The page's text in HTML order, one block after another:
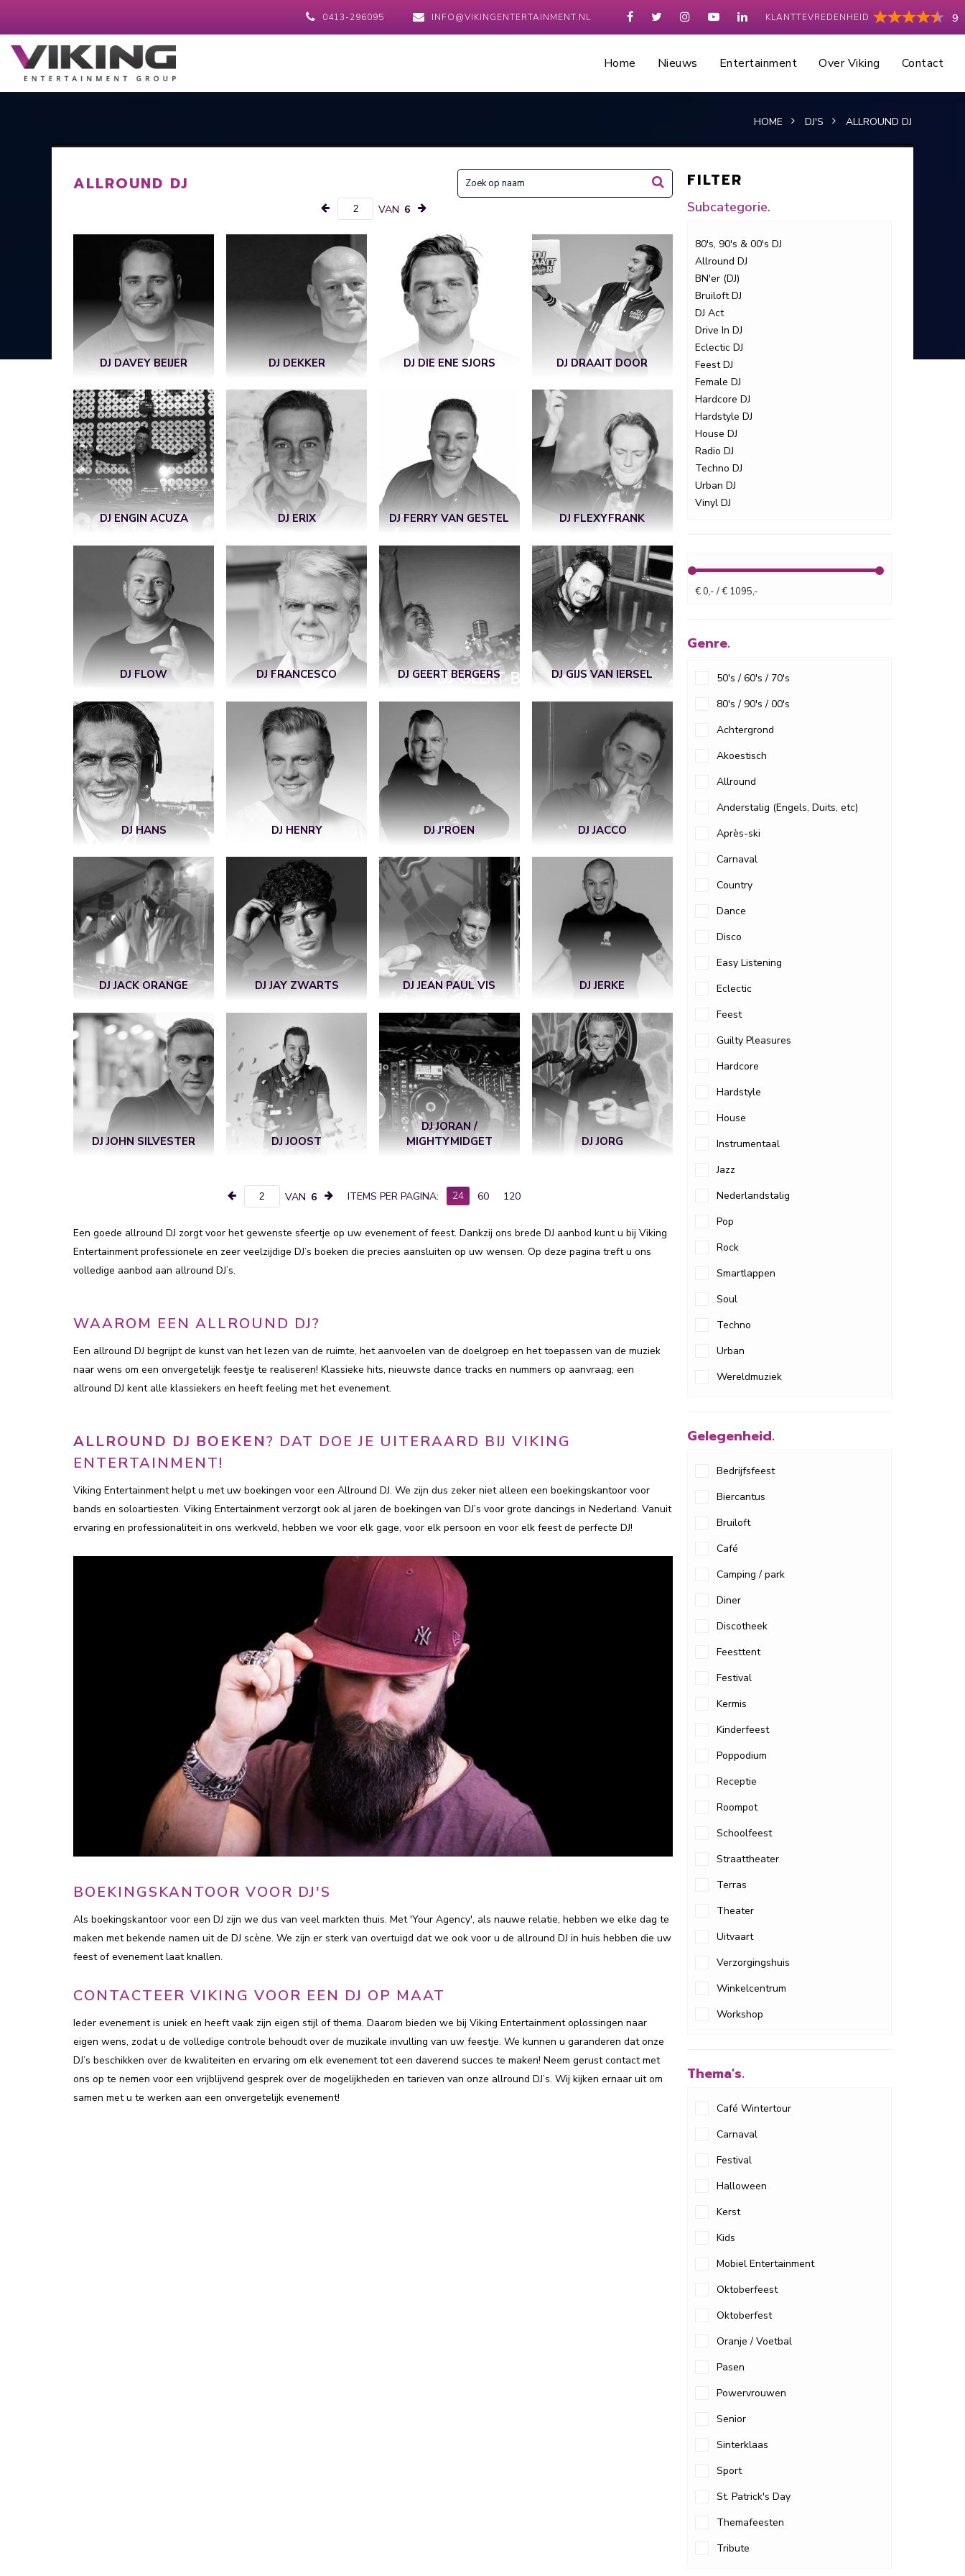
KLANTTEVREDENHEID 9
0413-296095 INFO@VIKINGENTERTAINMENT.NL
Home Nieuws Entertainment Over Viking Contact
HOME DJ'S ALLROUND DJ
ALLROUND DJ
VAN 6
DJ DAVEY BEIJER DJ DEKKER DJ DIE ENE SJORS DJ DRAAIT DOOR
DJ ENGIN ACUZA DJ ERIX DJ FERRY VAN GESTEL DJ FLEXYFRANK
DJ FLOW DJ FRANCESCO DJ GEERT BERGERS DJ GIJS VAN IERSEL
DJ HANS DJ HENRY DJ J'ROEN DJ JACCO
DJ JACK ORANGE DJ JAY ZWARTS DJ JEAN PAUL VIS DJ JERKE
DJ JOHN SILVESTER DJ JOOST
DJ JORAN /
MIGHTYMIDGET
DJ JORG
VAN 6 ITEMS PER PAGINA: 24 60 120
Een goede allround DJ zorgt voor het gewenste sfeertje op uw evenement of feest. Dankzij ons brede DJ aanbod kunt u bij Viking
Entertainment professionele en zeer veelzijdige DJ’s boeken die precies aansluiten op uw wensen. Op deze pagina treft u ons
volledige aanbod aan allround DJ’s.
WAAROM EEN ALLROUND DJ?
Een allround DJ begrijpt de kunst van het lezen van de ruimte, het aanvoelen van de doelgroep en het toepassen van de muziek
naar wens om een onvergetelijk feestje te realiseren! Klassieke hits, nieuwste dance tracks en nummers op aanvraag; een
allround DJ kent alle klassiekers en heeft feeling met het evenement.
ALLROUND DJ BOEKEN? DAT DOE JE UITERAARD BIJ VIKING
ENTERTAINMENT!
Viking Entertainment helpt u met uw boekingen voor een Allround DJ. We zijn dus zeker niet alleen een boekingskantoor voor
bands en soloartiesten. Viking Entertainment verzorgt ook al jaren de boekingen van DJ’s voor grote dancings in Nederland. Vanuit
ervaring en professionaliteit in ons werkveld, hebben we voor elk gage, voor elk persoon en voor elk feest de perfecte DJ!
BOEKINGSKANTOOR VOOR DJ'S
Als boekingskantoor voor een DJ zijn we dus van veel markten thuis. Met 'Your Agency', als nauwe relatie, hebben we elke dag te
maken met bekende namen uit de DJ scène. We zijn er sterk van overtuigd dat we ook voor u de allround DJ in huis hebben die uw
feest of evenement laat knallen.
CONTACTEER VIKING VOOR EEN DJ OP MAAT
Ieder evenement is uniek en heeft vaak zijn eigen stijl of thema. Daarom bieden we bij Viking Entertainment oplossingen naar
eigen wens, zodat u de volledige controle behoudt over de muzikale invulling van uw feestje. We kunnen u garanderen dat onze
DJ’s beschikken over de kwaliteiten en ervaring om elk evenement tot een daverend succes te maken! Neem gerust contact met
ons op te nemen voor een vrijblijvend gesprek over de mogelijkheden en tarieven van onze allround DJ’s. Wij kijken ernaar uit om
samen met u te werken aan een onvergetelijk evenement!
FILTER
Subcategorie.
80's, 90's & 00's DJ
Allround DJ
BN'er (DJ)
Bruiloft DJ
DJ Act
Drive In DJ
Eclectic DJ
Feest DJ
Female DJ
Hardcore DJ
Hardstyle DJ
House DJ
Radio DJ
Techno DJ
Urban DJ
Vinyl DJ
€ 0,- / € 1095,-
Genre.
50's / 60's / 70's
80's / 90's / 00's
Achtergrond
Akoestisch
Allround
Anderstalig (Engels, Duits, etc)
Après-ski
Carnaval
Country
Dance
Disco
Easy Listening
Eclectic
Feest
Guilty Pleasures
Hardcore
Hardstyle
House
Instrumentaal
Jazz
Nederlandstalig
Pop
Rock
Smartlappen
Soul
Techno
Urban
Wereldmuziek
Gelegenheid.
Bedrijfsfeest
Biercantus
Bruiloft
Café
Camping / park
Diner
Discotheek
Feesttent
Festival
Kermis
Kinderfeest
Poppodium
Receptie
Roompot
Schoolfeest
Straattheater
Terras
Theater
Uitvaart
Verzorgingshuis
Winkelcentrum
Workshop
Thema's.
Café Wintertour
Carnaval
Festival
Halloween
Kerst
Kids
Mobiel Entertainment
Oktoberfeest
Oktoberfest
Oranje / Voetbal
Pasen
Powervrouwen
Senior
Sinterklaas
Sport
St. Patrick's Day
Themafeesten
Tribute